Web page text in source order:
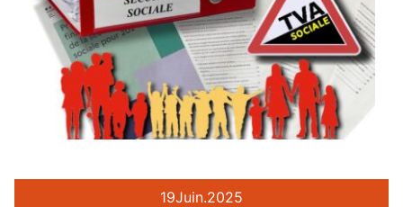
19Juin.2025